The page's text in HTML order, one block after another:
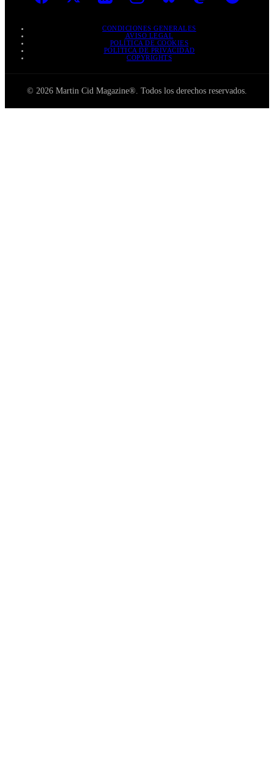
CONDICIONES GENERALES
AVISO LEGAL
POLÍTICA DE COOKIES
POLÍTICA DE PRIVACIDAD
COPYRIGHTS
© 2026 Martin Cid Magazine®. Todos los derechos reservados.